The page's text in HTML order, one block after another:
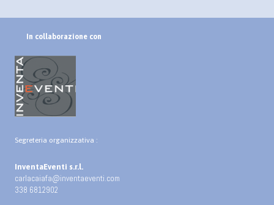
In collaborazione con
Segreteria organizzativa :
InventaEventi s.r.l.
carlacaiafa@inventaeventi.com
338 6812902